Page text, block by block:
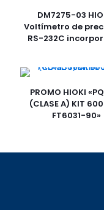
DM7275-03
Voltímetro de
RS-232C
PROMO HIOKI
(CLASE A) KIT
FT6031-90»